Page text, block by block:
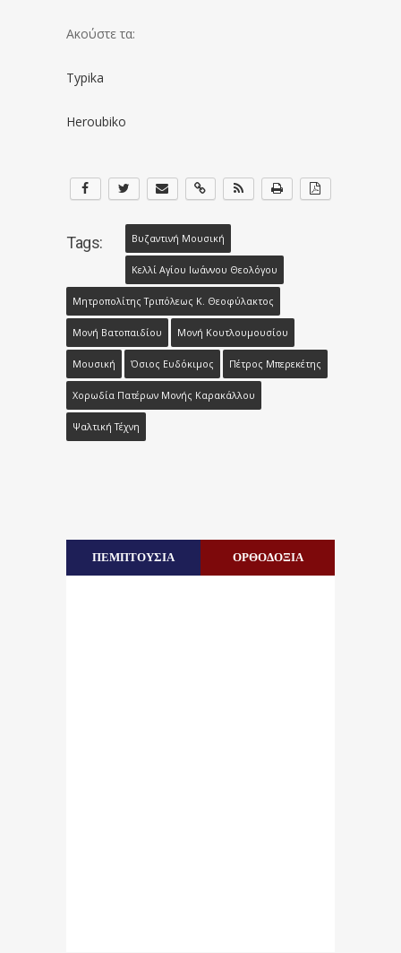
Ακούστε τα:
Typika
Heroubiko
Tags: Βυζαντινή Μουσική
Κελλί Αγίου Ιωάννου Θεολόγου
Μητροπολίτης Τριπόλεως Κ. Θεοφύλακτος
Μονή Βατοπαιδίου Μονή Κουτλουμουσίου
Μουσική Όσιος Ευδόκιμος Πέτρος Μπερεκέτης
Χορωδία Πατέρων Μονής Καρακάλλου
Ψαλτική Τέχνη
ΠΕΜΠΤΟΥΣΙΑ ΟΡΘΟΔΟΞΙΑ